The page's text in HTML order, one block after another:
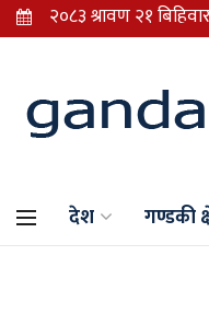
देश गण्डकी